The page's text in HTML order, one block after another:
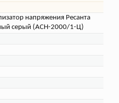
напряжения Ресанта
серый (АСН-2000/1-Ц)